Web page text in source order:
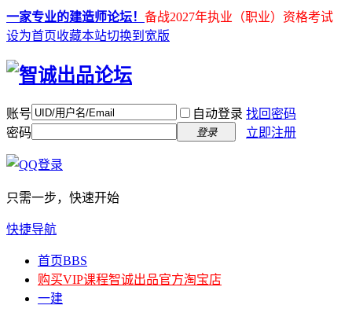
一家专业的建造师论坛！ 备战2027年执业（职业）资格考试
设为首页收藏本站切换到宽版
账号 自动登录 找回密码
密码
登录 立即注册
只需一步，快速开始
快捷导航
首页BBS
购买VIP课程智诚出品官方淘宝店
一建